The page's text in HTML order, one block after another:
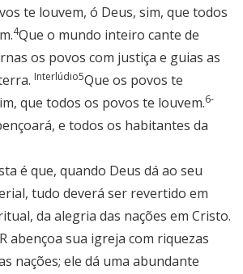
te louvem, ó Deus, sim, que todos
4Que o mundo inteiro cante de
os povos com justiça e guias as
Interlúdio5Que os povos te
que todos os povos te louvem.6-
e todos os habitantes da
é que, quando Deus dá ao seu
tudo deverá ser revertido em
da alegria das nações em Cristo.
abençoa sua igreja com riquezas
nações; ele dá uma abundante